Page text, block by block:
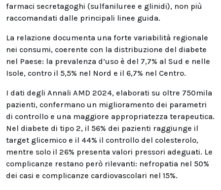
farmaci secretagoghi (sulfaniluree e glinidi), non più
raccomandati dalle principali linee guida.
La relazione documenta una forte variabilità regionale
nei consumi, coerente con la distribuzione del diabete
nel Paese: la prevalenza d’uso è del 7,7% al Sud e nelle
Isole, contro il 5,5% nel Nord e il 6,7% nel Centro.
I dati degli Annali AMD 2024, elaborati su oltre 750mila
pazienti, confermano un miglioramento dei parametri
di controllo e una maggiore appropriatezza terapeutica.
Nel diabete di tipo 2, il 56% dei pazienti raggiunge il
target glicemico e il 44% il controllo del colesterolo,
mentre solo il 26% presenta valori pressori adeguati. Le
complicanze restano però rilevanti: nefropatia nel 50%
dei casi e complicanze cardiovascolari nel 15%.